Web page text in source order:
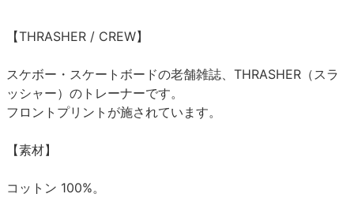
【THRASHER / CREW】
スケボー・スケートボードの老舗雑誌、THRASHER（スラ
ッシャー）のトレーナーです。
フロントプリントが施されています。
【素材】
コットン 100%。